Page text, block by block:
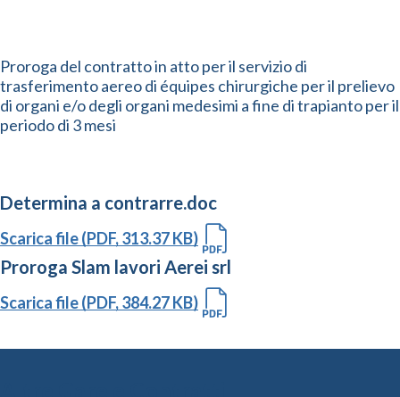
Proroga del contratto in atto per il servizio di
trasferimento aereo di équipes chirurgiche per il prelievo
di organi e/o degli organi medesimi a fine di trapianto per il
periodo di 3 mesi
Determina a contrarre.doc
Scarica file (PDF, 313.37 KB)
Proroga Slam lavori Aerei srl
Scarica file (PDF, 384.27 KB)